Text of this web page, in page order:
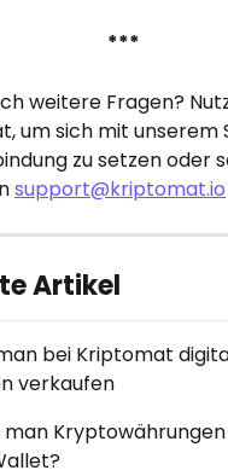
***
weitere Fragen?
um sich mit unserem
zu setzen oder
support@kriptomat.io
Artikel
bei Kriptomat
verkaufen